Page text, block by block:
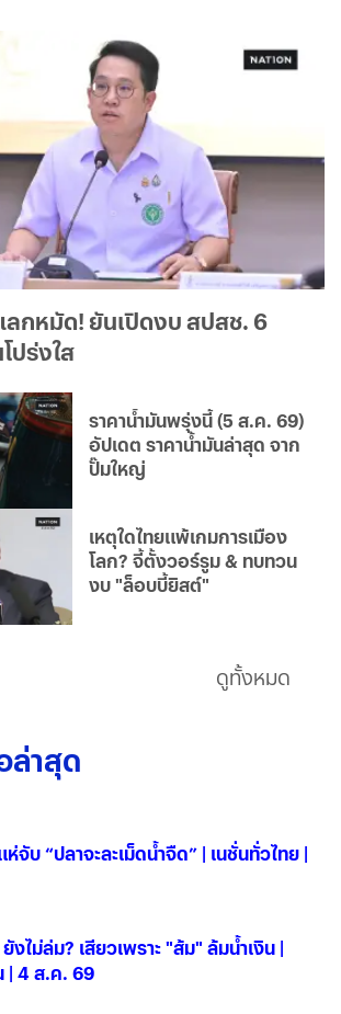
กหมัด! ยันเปิดงบ สปสช. 6
ปร่งใส
ราคาน้ำมันพรุ่งนี้ (5 ส.ค. 69)
อัปเดต ราคาน้ำมันล่าสุด จาก
ปั๊มใหญ่
เหตุใดไทยแพ้เกมการเมือง
โลก? จี้ตั้งวอร์รูม & ทบทวน
งบ "ล็อบบี้ยิสต์"
ดูทั้งหมด
ล่าสุด
จับ “ปลาจะละเม็ดน้ำจืด” | เนชั่นทั่วไทย |
ไม่ล่ม? เสียวเพราะ "ส้ม" ล้มน้ำเงิน |
| 4 ส.ค. 69